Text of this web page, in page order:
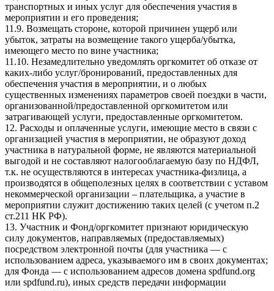
транспортных и иных услуг для обеспечения участия в
мероприятии и его проведения;
11.9. Возмещать стороне, которой причинен ущерб или
убыток, затраты на возмещение такого ущерба/убытка,
имеющего место по вине участника;
11.10. Незамедлительно уведомлять оргкомитет об отказе от
каких-либо услуг/бронирований, предоставленных для
обеспечения участия в мероприятии, и о любых
существенных изменениях параметров своей поездки в части,
организованной/предоставленной оргкомитетом или
затрагивающей услуги, предоставленные оргкомитетом.
12. Расходы и оплаченные услуги, имеющие место в связи с
организацией участия в мероприятии, не образуют доход
участника в натуральной форме, не являются материальной
выгодой и не составляют налогооблагаемую базу по НДФЛ,
т.к. не осуществляются в интересах участника-физлица, а
производятся в общеполезных целях в соответствии с уставом
некоммерческой организации – плательщика, а участие в
мероприятии служит достижению таких целей (с учетом п.2
ст.211 НК РФ).
13. Участник и Фонд/оргкомитет признают юридическую
силу документов, направляемых (предоставляемых)
посредством электронной почты (для участника — с
использованием адреса, указываемого им в своих документах;
для Фонда — с использованием адресов домена spdfund.org
или spdfund.ru), иных средств передачи информации